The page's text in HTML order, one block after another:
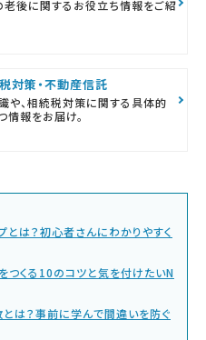
老後に関するお役立ち情報をご紹
対策・不動産信託
や、相続税対策に関する具体的
情報をお届け。
は？初心者さんにわかりやすく
つくる10のコツと気を付けたいN
は？事前に学んで間違いを防ぐ